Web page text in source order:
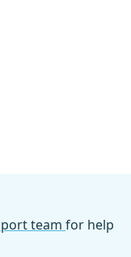
team for help